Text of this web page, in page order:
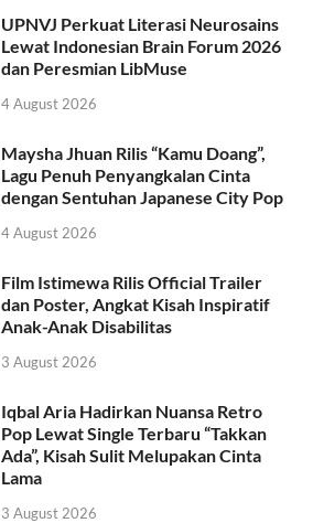
UPNVJ Perkuat Literasi Neurosains
Lewat Indonesian Brain Forum 2026
dan Peresmian LibMuse
4 August 2026
Maysha Jhuan Rilis “Kamu Doang”,
Lagu Penuh Penyangkalan Cinta
dengan Sentuhan Japanese City Pop
4 August 2026
Film Istimewa Rilis Official Trailer
dan Poster, Angkat Kisah Inspiratif
Anak-Anak Disabilitas
3 August 2026
Iqbal Aria Hadirkan Nuansa Retro
Pop Lewat Single Terbaru “Takkan
Ada”, Kisah Sulit Melupakan Cinta
Lama
3 August 2026